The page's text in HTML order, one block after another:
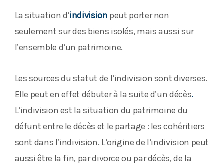
La situation d’indivision peut porter non
seulement sur des biens isolés, mais aussi sur
l’ensemble d’un patrimoine.
Les sources du statut de l’indivision sont diverses.
Elle peut en effet débuter à la suite d’un décès.
L’indivision est la situation du patrimoine du
défunt entre le décès et le partage : les cohéritiers
sont dans l’indivision. L’origine de l’indivision peut
aussi être la fin, par divorce ou par décès, de la